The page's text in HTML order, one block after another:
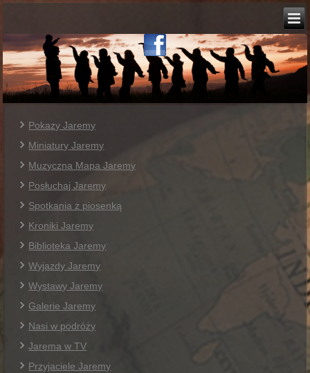
Pokazy Jaremy
Miniatury Jaremy
Muzyczna Mapa Jaremy
Posłuchaj Jaremy
Spotkania z piosenką
Kroniki Jaremy
Biblioteka Jaremy
Wyjazdy Jaremy
Wystawy Jaremy
Galerie Jaremy
Nasi w podróży
Jarema w TV
Przyjaciele Jaremy